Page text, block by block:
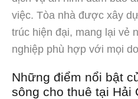
việc. Tòa nhà được xây
trúc hiện đại, mang lại vẻ
nghiệp phù hợp với mọi
Những điểm nổi bật
sông cho thuê tại Hải